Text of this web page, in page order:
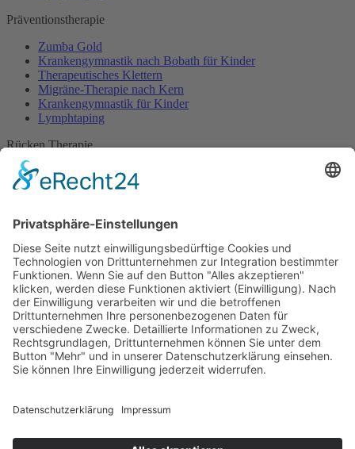
Präventionstherapie
Zumba Gold
Krankengymnastik nach Bobath für Kinder
Therapeutisches Klettern
Migräne-Therapie nach Kern
Krankengymnastik für Kinder
Lymphtaping
Rücken Therapie
Therapeutisches Klettern
Entspannungstraining
Zumba Gold
Rückbildungsgymnastik
Kinder Therapie
Krankengymnastik nach Vojta für Kinder
Krankengymnastik nach Bobath für Kinder
Krankengymnastik für Kinder
Therapeuten
Kontakt
Sponsoring
Gutscheine